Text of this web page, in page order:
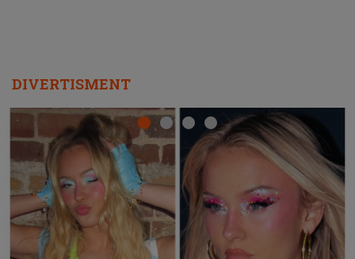
DIVERTISMENT